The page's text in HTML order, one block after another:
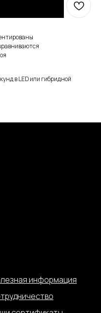
в LED или гибридной
информация